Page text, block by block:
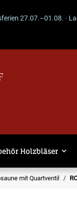
27.07.–01.08. · Laden
Holzbläser
mit Quartventil